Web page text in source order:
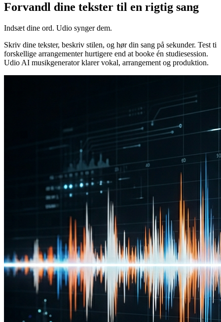
Forvandl dine tekster til en rigtig sang
Indsæt dine ord. Udio synger dem.
Skriv dine tekster, beskriv stilen, og hør din sang på sekunder. Test ti
forskellige arrangementer hurtigere end at booke én studiesession.
Udio AI musikgenerator klarer vokal, arrangement og produktion.